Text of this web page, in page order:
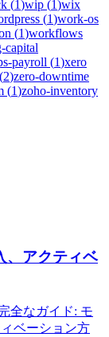
(1)wip (1)wix
(1)work-os
(1)workflows
capital
payroll (1)xero
(2)zero-downtime
(1)zoho-inventory
、アクティベ
全なガイド: モ
ベーション方